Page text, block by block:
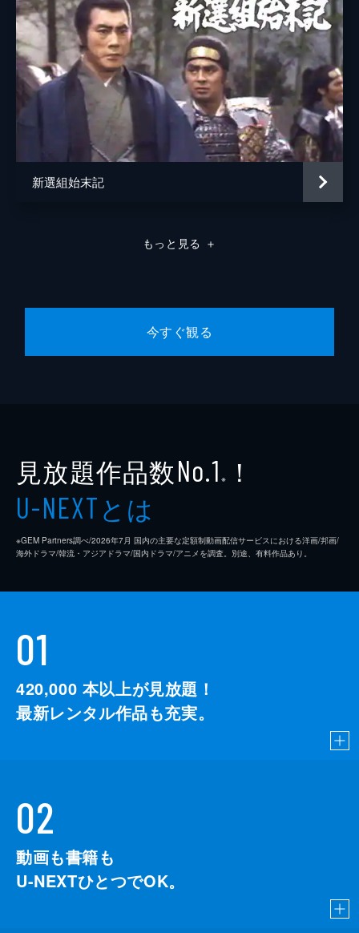
新選組始末記
もっと見る ＋
今すぐ観る
見放題作品数No.1 ※ ！
U-NEXTとは
※GEM Partners調べ/2026年7⽉ 国内の主要な定額制動画配信サービスにおける洋画/邦画/
海外ドラマ/韓流・アジアドラマ/国内ドラマ/アニメを調査。別途、有料作品あり。
01
420,000 本以上が見放題！
最新レンタル作品も充実。
02
動画も書籍も
U-NEXTひとつでOK。